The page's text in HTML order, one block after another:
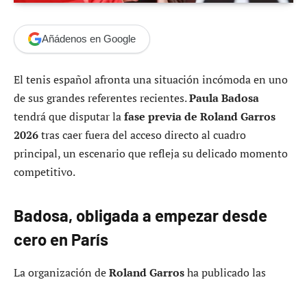
Añádenos en Google
El tenis español afronta una situación incómoda en uno
de sus grandes referentes recientes.Paula Badosa
tendrá que disputar lafase previa de Roland Garros
2026tras caer fuera del acceso directo al cuadro
principal, un escenario que refleja su delicado momento
competitivo.
Badosa, obligada a empezar desde
cero en París
La organización deRoland Garrosha publicado las